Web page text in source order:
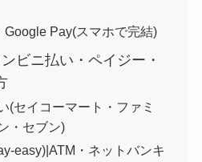
Google Pay(スマホで完結)
ビニ払い・ペイジー・
(セイコーマート・ファミ
・セブン)
easy)|ATM・ネットバンキ